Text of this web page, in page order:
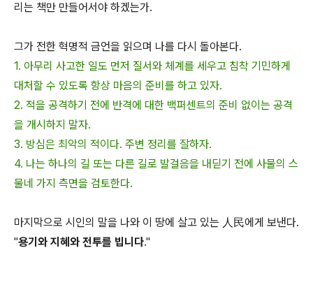
리는 책만 만들어서야 하겠는가.
그가 전한 혁명적 금언을 읽으며 나를 다시 돌아본다.
1. 아무리 사고한 일도 먼저 질서와 체계를 세우고 침착 기민하게
대처할 수 있도록 항상 마음의 준비를 하고 있자.
2. 적을 공격하기 전에 반격에 대한 백퍼센트의 준비 없이는 공격
을 개시하지 말자.
3. 방심은 최악의 적이다. 주변 정리를 잘하자.
4. 나는 하나의 길 또는 다른 길로 발걸음을 내딛기 전에 사물의 스
물네 가지 측면을 검토한다.
마지막으로 시인의 말을 나와 이 땅에 살고 있는 人民에게 보낸다.
"용기와 지혜와 전투를 빕니다."